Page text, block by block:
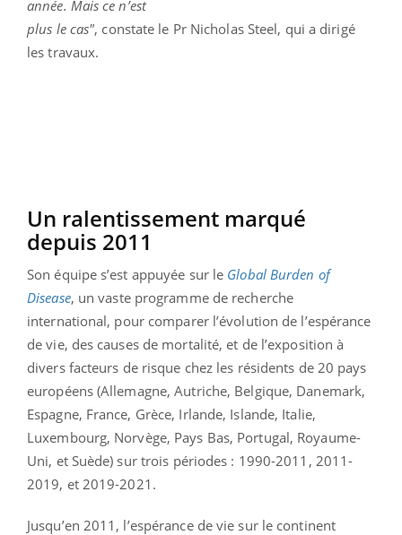
année. Mais ce n’est
plus le cas", constate le Pr Nicholas Steel, qui a dirigé
les travaux.
Un ralentissement marqué
depuis 2011
Son équipe s’est appuyée sur le Global Burden of
Disease, un vaste programme de recherche
international, pour comparer l’évolution de l’espérance
de vie, des causes de mortalité, et de l’exposition à
divers facteurs de risque chez les résidents de 20 pays
européens (Allemagne, Autriche, Belgique, Danemark,
Espagne, France, Grèce, Irlande, Islande, Italie,
Luxembourg, Norvège, Pays Bas, Portugal, Royaume-
Uni, et Suède) sur trois périodes : 1990-2011, 2011-
2019, et 2019-2021.
Jusqu’en 2011, l’espérance de vie sur le continent